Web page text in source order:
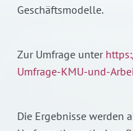
Geschäftsmodelle.
Zur Umfrage unter
Umfrage-KMU-und-
Die Ergebnisse werden